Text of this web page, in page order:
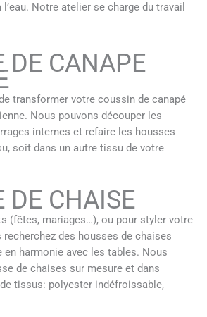
Notre atelier se charge du travail
DE CANAPE
transformer votre coussin de canapé
Nous pouvons découper les
internes et refaire les housses
soit dans un autre tissu de votre
DE CHAISE
(fêtes, mariages…), ou pour styler votre
recherchez des housses de chaises
en harmonie avec les tables. Nous
de chaises sur mesure et dans
tissus: polyester indéfroissable,